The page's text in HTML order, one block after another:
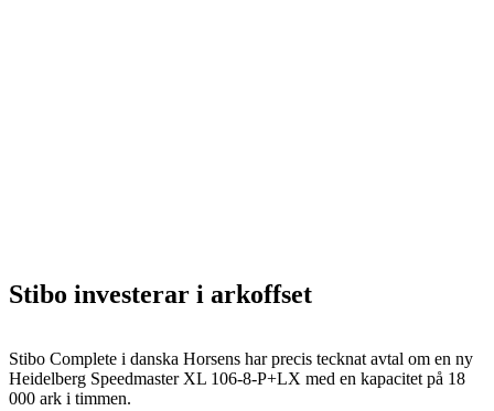
Stibo investerar i arkoffset
Stibo Complete i danska Horsens har precis tecknat avtal om en ny
Heidelberg Speedmaster XL 106-8-P+LX med en kapacitet på 18
000 ark i timmen.